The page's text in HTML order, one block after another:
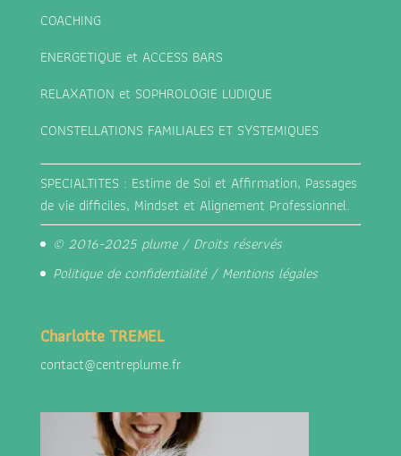
COACHING
ENERGETIQUE et ACCESS BARS
RELAXATION et SOPHROLOGIE LUDIQUE
CONSTELLATIONS FAMILIALES ET SYSTEMIQUES
SPECIALTITES : Estime de Soi et Affirmation, Passages
de vie difficiles, Mindset et Alignement Professionnel.
© 2016-2025 plume / Droits réservés
Politique de confidentialité/ Mentions légales
Charlotte TREMEL
contact@centreplume.fr